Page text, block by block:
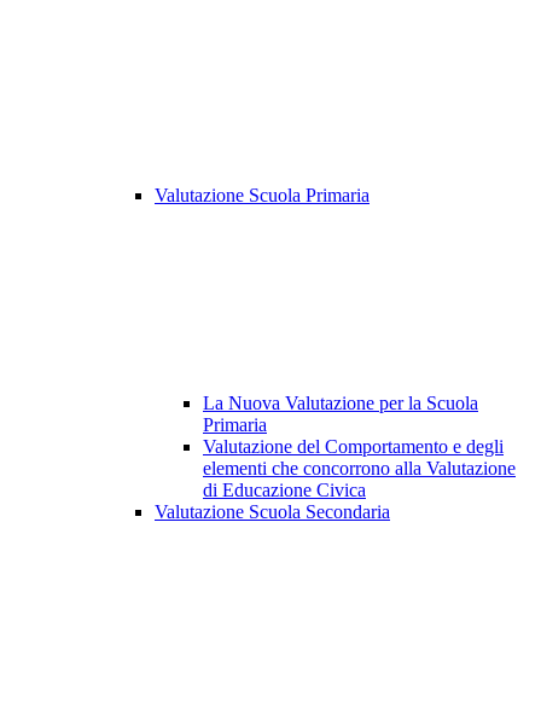
Valutazione Scuola Primaria
La Nuova Valutazione per la Scuola
Primaria
Valutazione del Comportamento e degli
elementi che concorrono alla Valutazione
di Educazione Civica
Valutazione Scuola Secondaria